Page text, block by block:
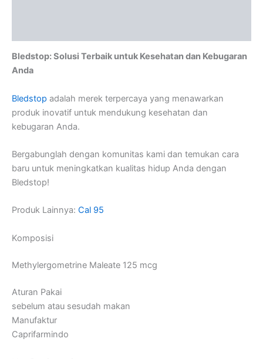
Bledstop: Solusi Terbaik untuk Kesehatan dan Kebugaran
Anda
Bledstop adalah merek terpercaya yang menawarkan
produk inovatif untuk mendukung kesehatan dan
kebugaran Anda.
Bergabunglah dengan komunitas kami dan temukan cara
baru untuk meningkatkan kualitas hidup Anda dengan
Bledstop!
Produk Lainnya: Cal 95
Komposisi
Methylergometrine Maleate 125 mcg
Aturan Pakai
sebelum atau sesudah makan
Manufaktur
Caprifarmindo